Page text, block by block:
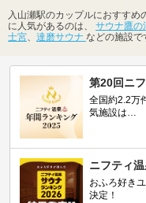
入山瀬駅のカップルにおすす
に人気があるのは、 サウナ鷹の
士宮
達磨サウナ などの施設で
第20回ニ
全国約2.2万
気施設は…
ニフティ
おふろ好き
決定！